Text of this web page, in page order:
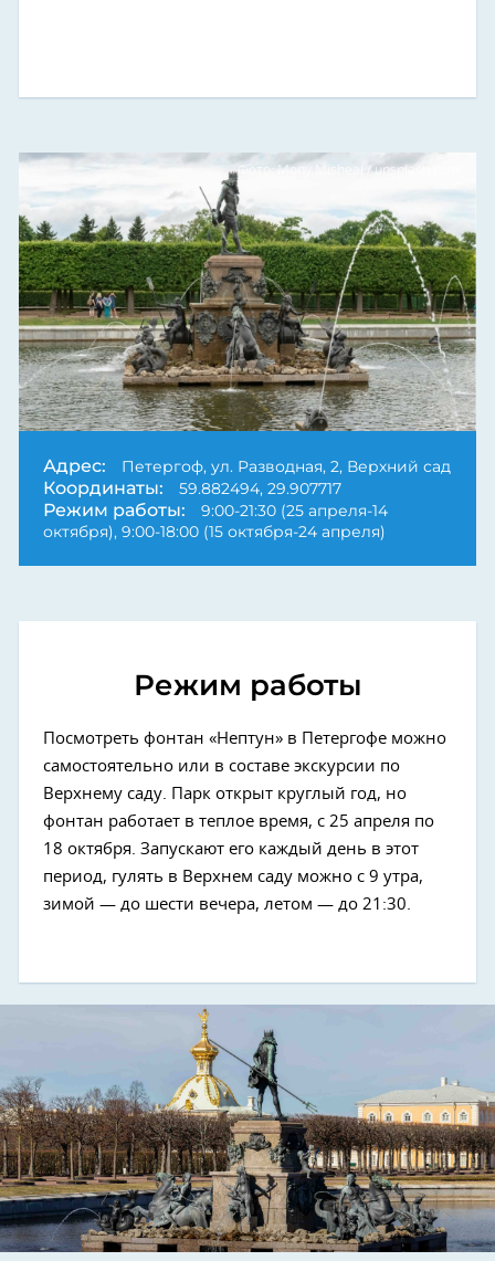
Фото: Mony Misheal / unsplash.com
Адрес: Петергоф, ул. Разводная, 2, Верхний сад
Координаты: 59.882494, 29.907717
Режим работы:
9:00-21:30 (25 апреля-14
октября), 9:00-18:00 (15 октября-24 апреля)
Режим работы
Посмотреть фонтан «Нептун» в Петергофе можно
самостоятельно или в составе экскурсии по
Верхнему саду. Парк открыт круглый год, но
фонтан работает в теплое время, с 25 апреля по
18 октября. Запускают его каждый день в этот
период, гулять в Верхнем саду можно с 9 утра,
зимой — до шести вечера, летом — до 21:30.